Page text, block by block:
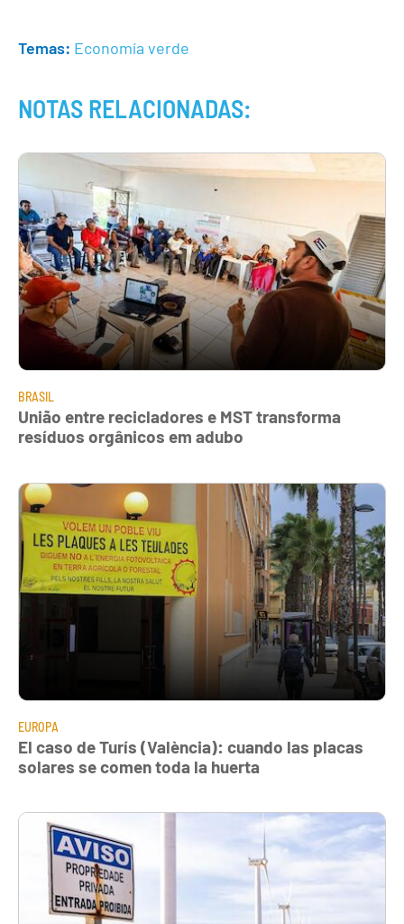
Temas: Economía verde
NOTAS RELACIONADAS:
BRASIL
União entre recicladores e MST transforma
resíduos orgânicos em adubo
EUROPA
El caso de Turís (València): cuando las placas
solares se comen toda la huerta